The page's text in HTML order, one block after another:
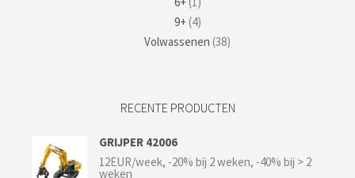
9+ (4)
Volwassenen (38)
RECENTE PRODUCTEN
GRIJPER 42006
12EUR/week, -20% bij 2 weken, -40% bij > 2
weken